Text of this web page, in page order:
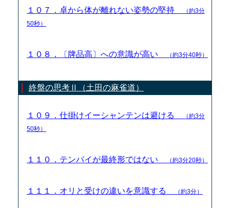
１０７．卓から体が離れない姿勢の堅持
（約3分
50秒）
１０８．〔牌品高〕への意識が高い （約3分40秒）
終盤の思考Ⅱ（土田の麻雀道）
１０９．仕掛けイーシャンテンは避ける
（約3分
50秒）
１１０．テンパイが最終形ではない （約3分20秒）
１１１．オリと受けの違いを意識する （約3分）